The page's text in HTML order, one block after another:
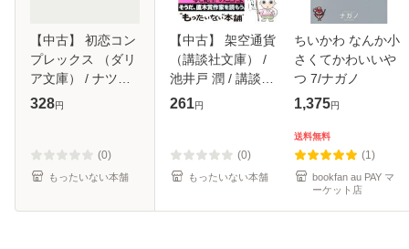
【中古】 初恋コン
プレックス （ダリ
ア文庫） / ナツ之
えだまめ、 北沢 き
【メール便送料無
料】
328円
(0)
もったいない本舗
【中古】 架空通貨
（講談社文庫） /
池井戸 潤 / 講談社
[文庫]【メール便送
261円
(0)
もったいない本舗
ちいかわ なんか小
さくてかわいいや
つ 7/ナガノ
1,375円
送料無料
(1)
bookfan au PAY マ
ーケット店